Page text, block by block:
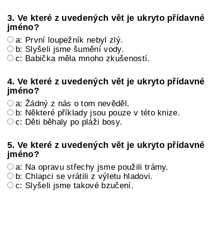
3. Ve které z uvedených vět je ukryto přídavné
jméno?
a: První loupežník nebyl zlý.
b: Slyšeli jsme šumění vody.
c: Babička měla mnoho zkušeností.
4. Ve které z uvedených vět je ukryto přídavné
jméno?
a: Žádný z nás o tom nevěděl.
b: Některé příklady jsou pouze v této knize.
c: Děti běhaly po pláži bosy.
5. Ve které z uvedených vět je ukryto přídavné
jméno?
a: Na opravu střechy jsme použili trámy.
b: Chlapci se vrátili z výletu hladovi.
c: Slyšeli jsme takové bzučení.